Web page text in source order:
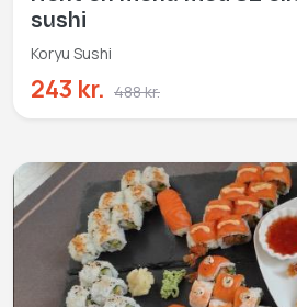
sushi
Koryu Sushi
243 kr. 488 kr.